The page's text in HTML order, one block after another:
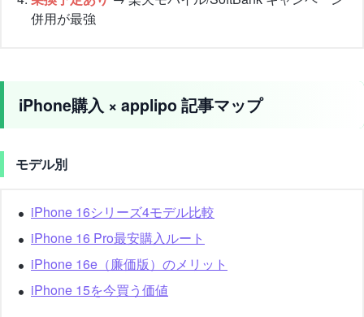
併用が最強
iPhone購入 × applipo 記事マップ
モデル別
iPhone 16シリーズ4モデル比較
iPhone 16 Pro最安購入ルート
iPhone 16e（廉価版）のメリット
iPhone 15を今買う価値